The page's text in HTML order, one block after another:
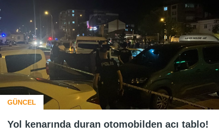
GÜNCEL
Yol kenarında duran otomobilden acı tablo!